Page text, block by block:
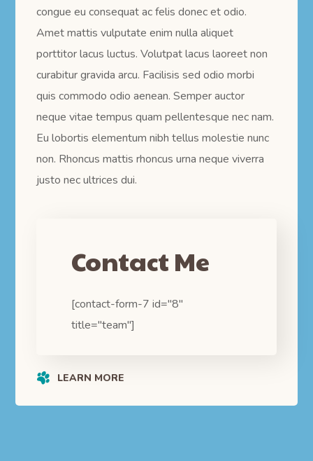
congue eu consequat ac felis donec et odio.
Amet mattis vulputate enim nulla aliquet
porttitor lacus luctus. Volutpat lacus laoreet non
curabitur gravida arcu. Facilisis sed odio morbi
quis commodo odio aenean. Semper auctor
neque vitae tempus quam pellentesque nec nam.
Eu lobortis elementum nibh tellus molestie nunc
non. Rhoncus mattis rhoncus urna neque viverra
justo nec ultrices dui.
Contact Me
[contact-form-7 id="8"
title="team"]
LEARN MORE